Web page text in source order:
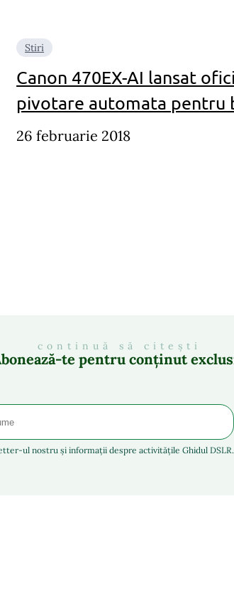
Stiri
Canon 470EX-AI lansat
pivotare automata pentru
26 februarie 2018
continuă să citești
te pentru conținut
ul nostru și informații despre activitățile Ghidul